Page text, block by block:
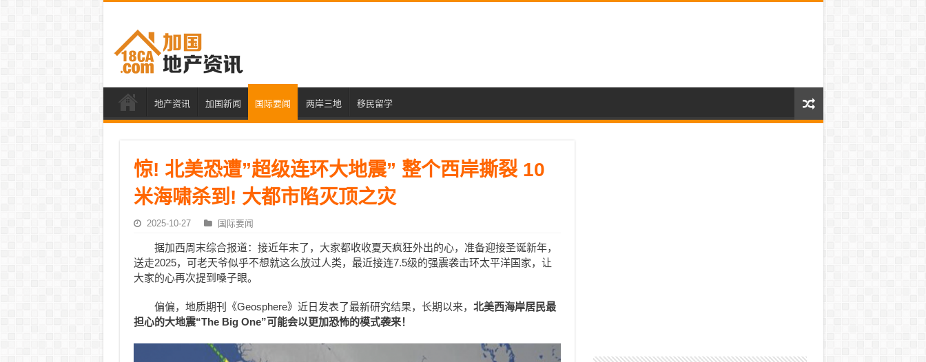
地产资讯 加国新闻 国际要闻 两岸三地 移民留学
惊! 北美恐遭”超级连环大地震” 整个西岸撕裂 10
米海啸杀到! 大都市陷灭顶之灾
2025-10-27 国际要闻
据加西周末综合报道：接近年末了，大家都收收夏天疯狂外出的心，准备迎接圣诞新年，
送走2025，可老天爷似乎不想就这么放过人类，最近接连7.5级的强震袭击环太平洋国家，让
大家的心再次提到嗓子眼。
偏偏，地质期刊《Geosphere》近日发表了最新研究结果，长期以来， 北美西海岸居民最
担心的大地震“The Big One”可能会以更加恐怖的模式袭来！